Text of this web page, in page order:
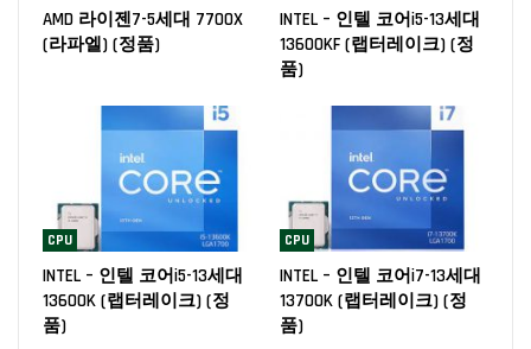
AMD 라이젠7-5세대 7700X
(라파엘) (정품)
INTEL – 인텔 코어i5-13세대
13600KF (랩터레이크) (정
품)
CPU
INTEL – 인텔 코어i5-13세대
13600K (랩터레이크) (정
품)
CPU
INTEL – 인텔 코어i7-13세대
13700K (랩터레이크) (정
품)